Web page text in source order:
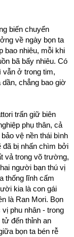
biến chuyển
về ngày bọn ta
bao nhiêu, mỗi khi
bã bấy nhiêu. Có
vẫn ở trong tim,
chẳng bao giờ
trấn giữ biên
phụ thân, cả
vệ nền thái bình
đã bị nhấn chìm bởi
vả trong võ trường,
người bạn thú vị
thống lĩnh cấm
kia là con gái
là Ran Mori. Bọn
phu nhân - trong
đến thỉnh an
bọn ta bén rễ